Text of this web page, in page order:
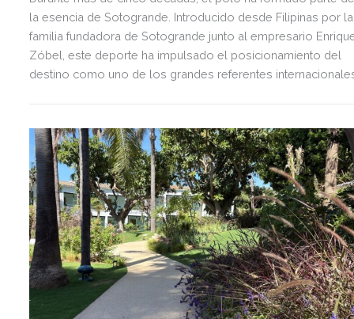
la esencia de Sotogrande. Introducido desde Filipinas por la
familia fundadora de Sotogrande junto al empresario
Zóbel, este deporte ha impulsado el posicionamiento del
destino como uno de los grandes referentes
exclusiva agenda social.